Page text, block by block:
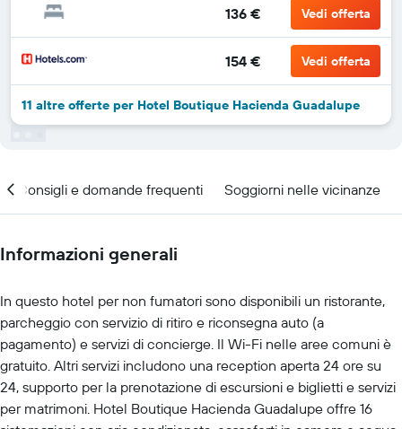
136 € Vedi offerta
154 € Vedi offerta
11 altre offerte per Hotel Boutique Hacienda Guadalupe
Consigli e domande frequenti Soggiorni nelle vicinanze
Informazioni generali
In questo hotel per non fumatori sono disponibili un ristorante,
parcheggio con servizio di ritiro e riconsegna auto (a
pagamento) e servizi di concierge. Il Wi-Fi nelle aree comuni è
gratuito. Altri servizi includono una reception aperta 24 ore su
24, supporto per la prenotazione di escursioni e biglietti e servizi
per matrimoni. Hotel Boutique Hacienda Guadalupe offre 16